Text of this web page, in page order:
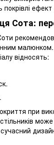
Сота:
відносять:
при